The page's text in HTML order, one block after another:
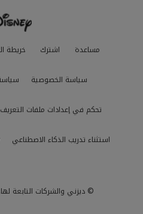
مساعدة اشترك خريطة
سياسة الخصوصية
تحكم في إعدادات ملفات
استثناء تدريب الذكاء الاصطناعي
© ديزني والشركات التابعة